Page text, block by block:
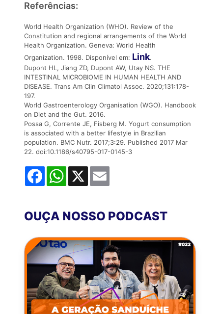
Referências:
World Health Organization (WHO). Review of the
Constitution and regional arrangements of the World
Health Organization. Geneva: World Health
Organization. 1998. Disponível em: Link.
Dupont HL, Jiang ZD, Dupont AW, Utay NS. THE
INTESTINAL MICROBIOME IN HUMAN HEALTH AND
DISEASE. Trans Am Clin Climatol Assoc. 2020;131:178-
197.
World Gastroenterology Organisation (WGO). Handbook
on Diet and the Gut. 2016.
Possa G, Corrente JE, Fisberg M. Yogurt consumption
is associated with a better lifestyle in Brazilian
population. BMC Nutr. 2017;3:29. Published 2017 Mar
22. doi:10.1186/s40795-017-0145-3
FacebookWhatsApp
X
OUÇA NOSSO PODCAST